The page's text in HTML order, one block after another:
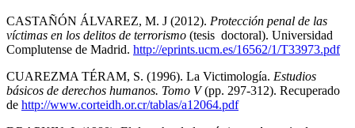
CASTAÑÓN ÁLVAREZ, M. J (2012). Protección penal de las
víctimas en los delitos de terrorismo (tesis doctoral). Universidad
Complutense de Madrid. http://eprints.ucm.es/16562/1/T33973.pdf
CUAREZMA TÉRAM, S. (1996). La Victimología. Estudios
básicos de derechos humanos. Tomo V(pp. 297-312). Recuperado
de http://www.corteidh.or.cr/tablas/a12064.pdf